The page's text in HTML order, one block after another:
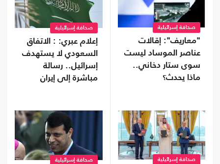
صحافة إسرائيلية
"معاريف": إقالات
عناصر الموساد ليست
سوى ستار دخاني..
ماذا يحدث؟
صحافة إسرائيلية
إعلام عبري: : الاتفاق
السعودي لا يستهدف
إسرائيل.. رسالة
مباشرة إلى إيران
صحافة إسرائيلية صحافة إسرائيلية